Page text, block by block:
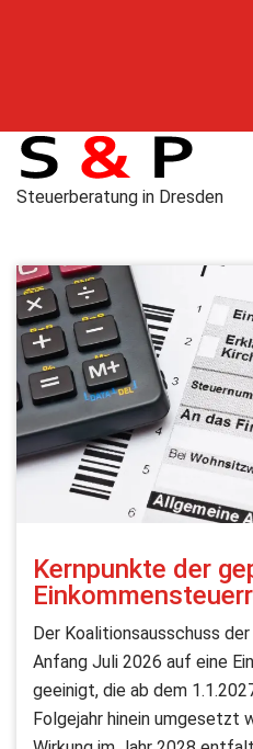
Steuerberatung in Dresden
Kernpunkte der
Der Koalitionsausschuss
Anfang Juli 2026 auf eine
geeinigt, die ab dem
Folgejahr hinein umgesetzt